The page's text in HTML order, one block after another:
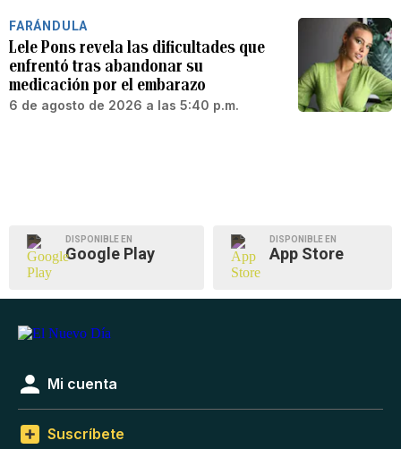
FARÁNDULA
Lele Pons revela las dificultades que
enfrentó tras abandonar su
medicación por el embarazo
6 de agosto de 2026 a las 5:40 p.m.
DISPONIBLE EN
Google Play
DISPONIBLE EN
App Store
Mi cuenta
Suscríbete